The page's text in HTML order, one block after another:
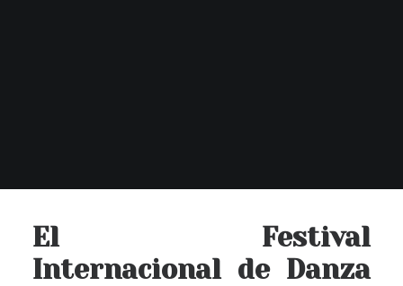
El Festival
Internacional de Danza